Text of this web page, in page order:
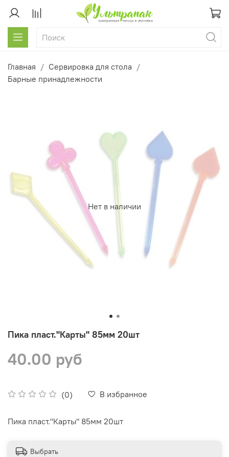
Главная
Сервировка для стола
Барные принадлежности
Нет в наличии
Пика пласт."Карты" 85мм 20шт
(0) В избранное
40.00 руб
Пика пласт."Карты" 85мм 20шт
Выбрать